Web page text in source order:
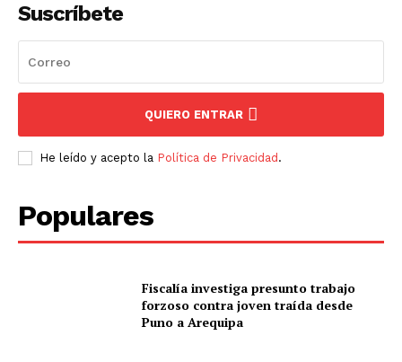
Suscríbete
QUIERO ENTRAR
He leído y acepto la Política de Privacidad .
Populares
Fiscalía investiga presunto trabajo
forzoso contra joven traída desde
Puno a Arequipa